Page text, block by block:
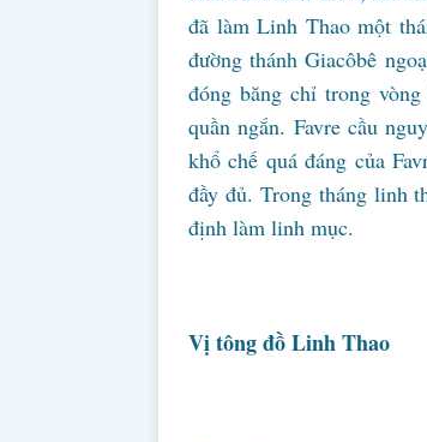
đã làm Linh Thao một
đường thánh Giacôbê
đóng băng chỉ trong
quần ngắn. Favre cầu
khổ chế quá đáng của
đầy đủ. Trong tháng linh
định làm linh mục.
Vị tông đồ Linh Thao